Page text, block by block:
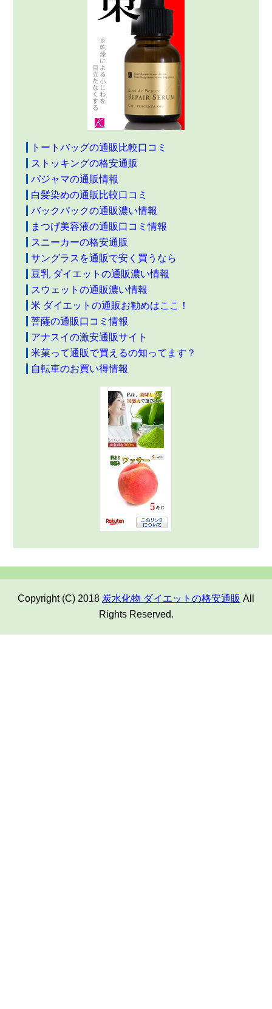
トートバッグの通販比較口コミ
ストッキングの格安通販
パジャマの通販情報
白髪染めの通販比較口コミ
バックパックの通販濃い情報
まつげ美容液の通販口コミ情報
スニーカーの格安通販
サングラスを通販で安く買うなら
豆乳 ダイエットの通販濃い情報
スウェットの通販濃い情報
米 ダイエットの通販お勧めはここ！
菩薩の通販口コミ情報
アナスイの激安通販サイト
米菓って通販で買えるの知ってます？
自転車のお買い得情報
Copyright (C) 2018 炭水化物 ダイエットの格安通販 All
Rights Reserved.